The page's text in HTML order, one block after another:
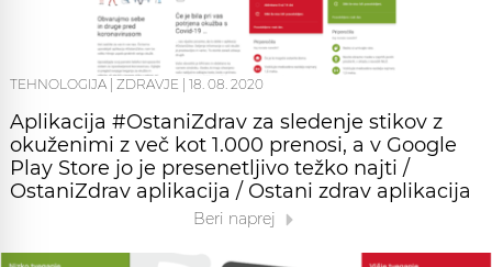
TEHNOLOGIJA | ZDRAVJE | 18. 08. 2020
Aplikacija #OstaniZdrav za sledenje stikov z
okuženimi z več kot 1.000 prenosi, a v Google
Play Store jo je presenetljivo težko najti /
OstaniZdrav aplikacija / Ostani zdrav aplikacija
Beri naprej